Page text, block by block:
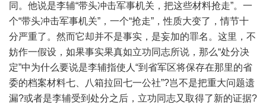
同。他说是李辅“带头冲击军事机关，把这些材料抢走”。一
个“带头冲击军事机关”，一个“抢走”，性质大变了，情节十
分严重了。然而它却并不是事实，是妄加的罪名。这里，不
妨作一假设，如果事实果真如立功同志所说，那么“处分决
定”中为什么要说是李辅指使人“到省军区将保存在那里的省
委的档案材料七、八箱拉回七一公社”?岂不是把重大问题遗
漏?或者是李辅受到处分之后，立功同志又取得了新的证据?